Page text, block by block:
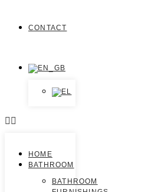
CONTACT
HOME
BATHROOM
BATHROOM